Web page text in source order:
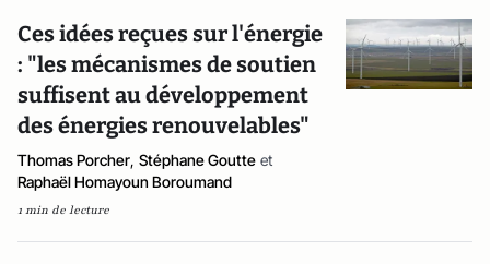
Ces idées reçues sur l'énergie
: "les mécanismes de soutien
suffisent au développement
des énergies renouvelables"
Thomas Porcher, Stéphane Goutte et
Raphaël Homayoun Boroumand
1 min de lecture